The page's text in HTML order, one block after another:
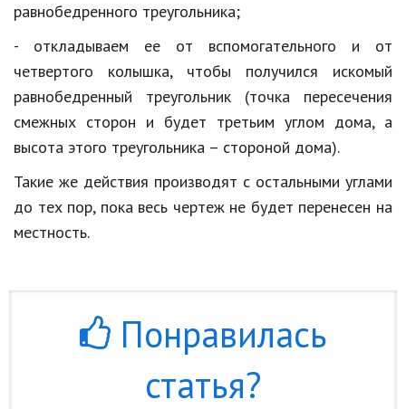
равнобедренного треугольника;
- откладываем ее от вспомогательного и от
четвертого колышка, чтобы получился искомый
равнобедренный треугольник (точка пересечения
смежных сторон и будет третьим углом дома, а
высота этого треугольника – стороной дома).
Такие же действия производят с остальными углами
до тех пор, пока весь чертеж не будет перенесен на
местность.
Понравилась
статья?